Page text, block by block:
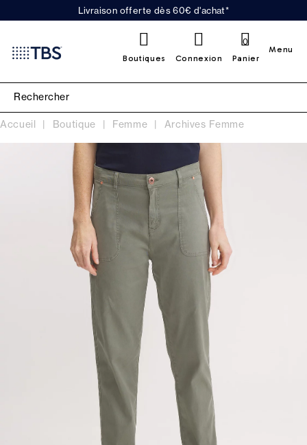
Livraison offerte dès 60€ d'achat*
Boutiques Connexion Panier
0
Menu
Accueil Boutique Femme Archives Femme